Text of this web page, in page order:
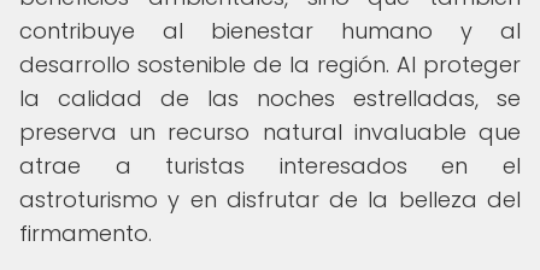
contribuye al bienestar humano y al
desarrollo sostenible de la región. Al proteger
la calidad de las noches estrelladas, se
preserva un recurso natural invaluable que
atrae a turistas interesados en el
astroturismo y en disfrutar de la belleza del
firmamento.